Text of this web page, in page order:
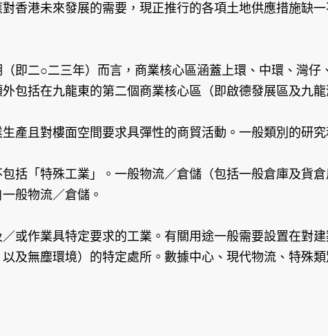
香港未來發展的需要，現正推行的各項土地供應措施缺
即二○二三年）而言，商業核心區涵蓋上環、中環、灣
包括在九龍東的第二個商業核心區（即啟德發展區及九
產且對樓面空間要求具彈性的商貿活動。一般類別的研
括「特殊工業」。一般物流／倉儲（包括一般倉庫及貨
般物流／倉儲。
或作業具特定要求的工業。有關用途一般需要設置在對
及無塵環境）的特定處所。數據中心、現代物流、特殊